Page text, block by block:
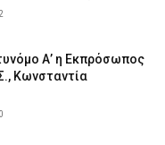
στην άμμο και
ηλικιωμένοι
Α’ η Εκπρόσωπος
Κωνσταντία